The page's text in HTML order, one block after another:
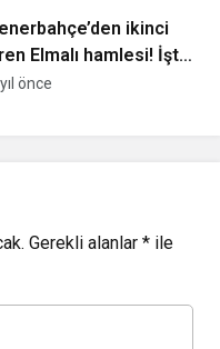
ikinci
Elmalı hamlesi! İşte
edilecek
önce
Gerekli alanlar * ile